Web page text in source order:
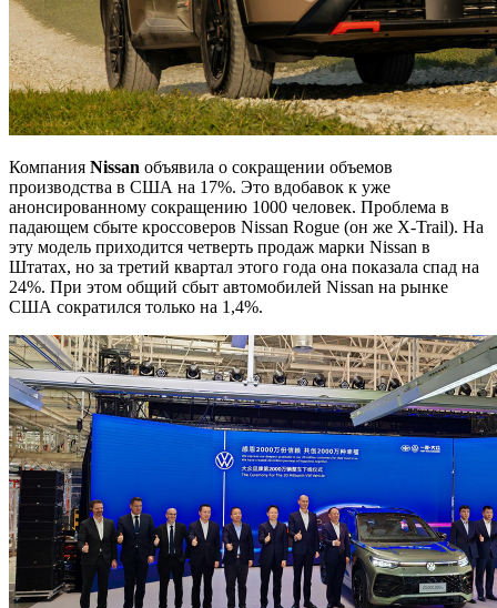
Компания Nissan объявила о сокращении объемов
производства в США на 17%. Это вдобавок к уже
анонсированному сокращению 1000 человек. Проблема в
падающем сбыте кроссоверов Nissan Roguе (он же X-Trail). На
эту модель приходится четверть продаж марки Nissan в
Штатах, но за третий квартал этого года она показала спад на
24%. При этом общий сбыт автомобилей Nissan на рынке
США сократился только на 1,4%.